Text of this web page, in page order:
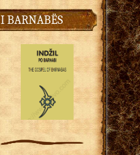
BARNABËS